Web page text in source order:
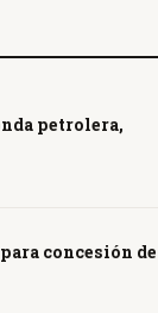
petrolera,
concesión de